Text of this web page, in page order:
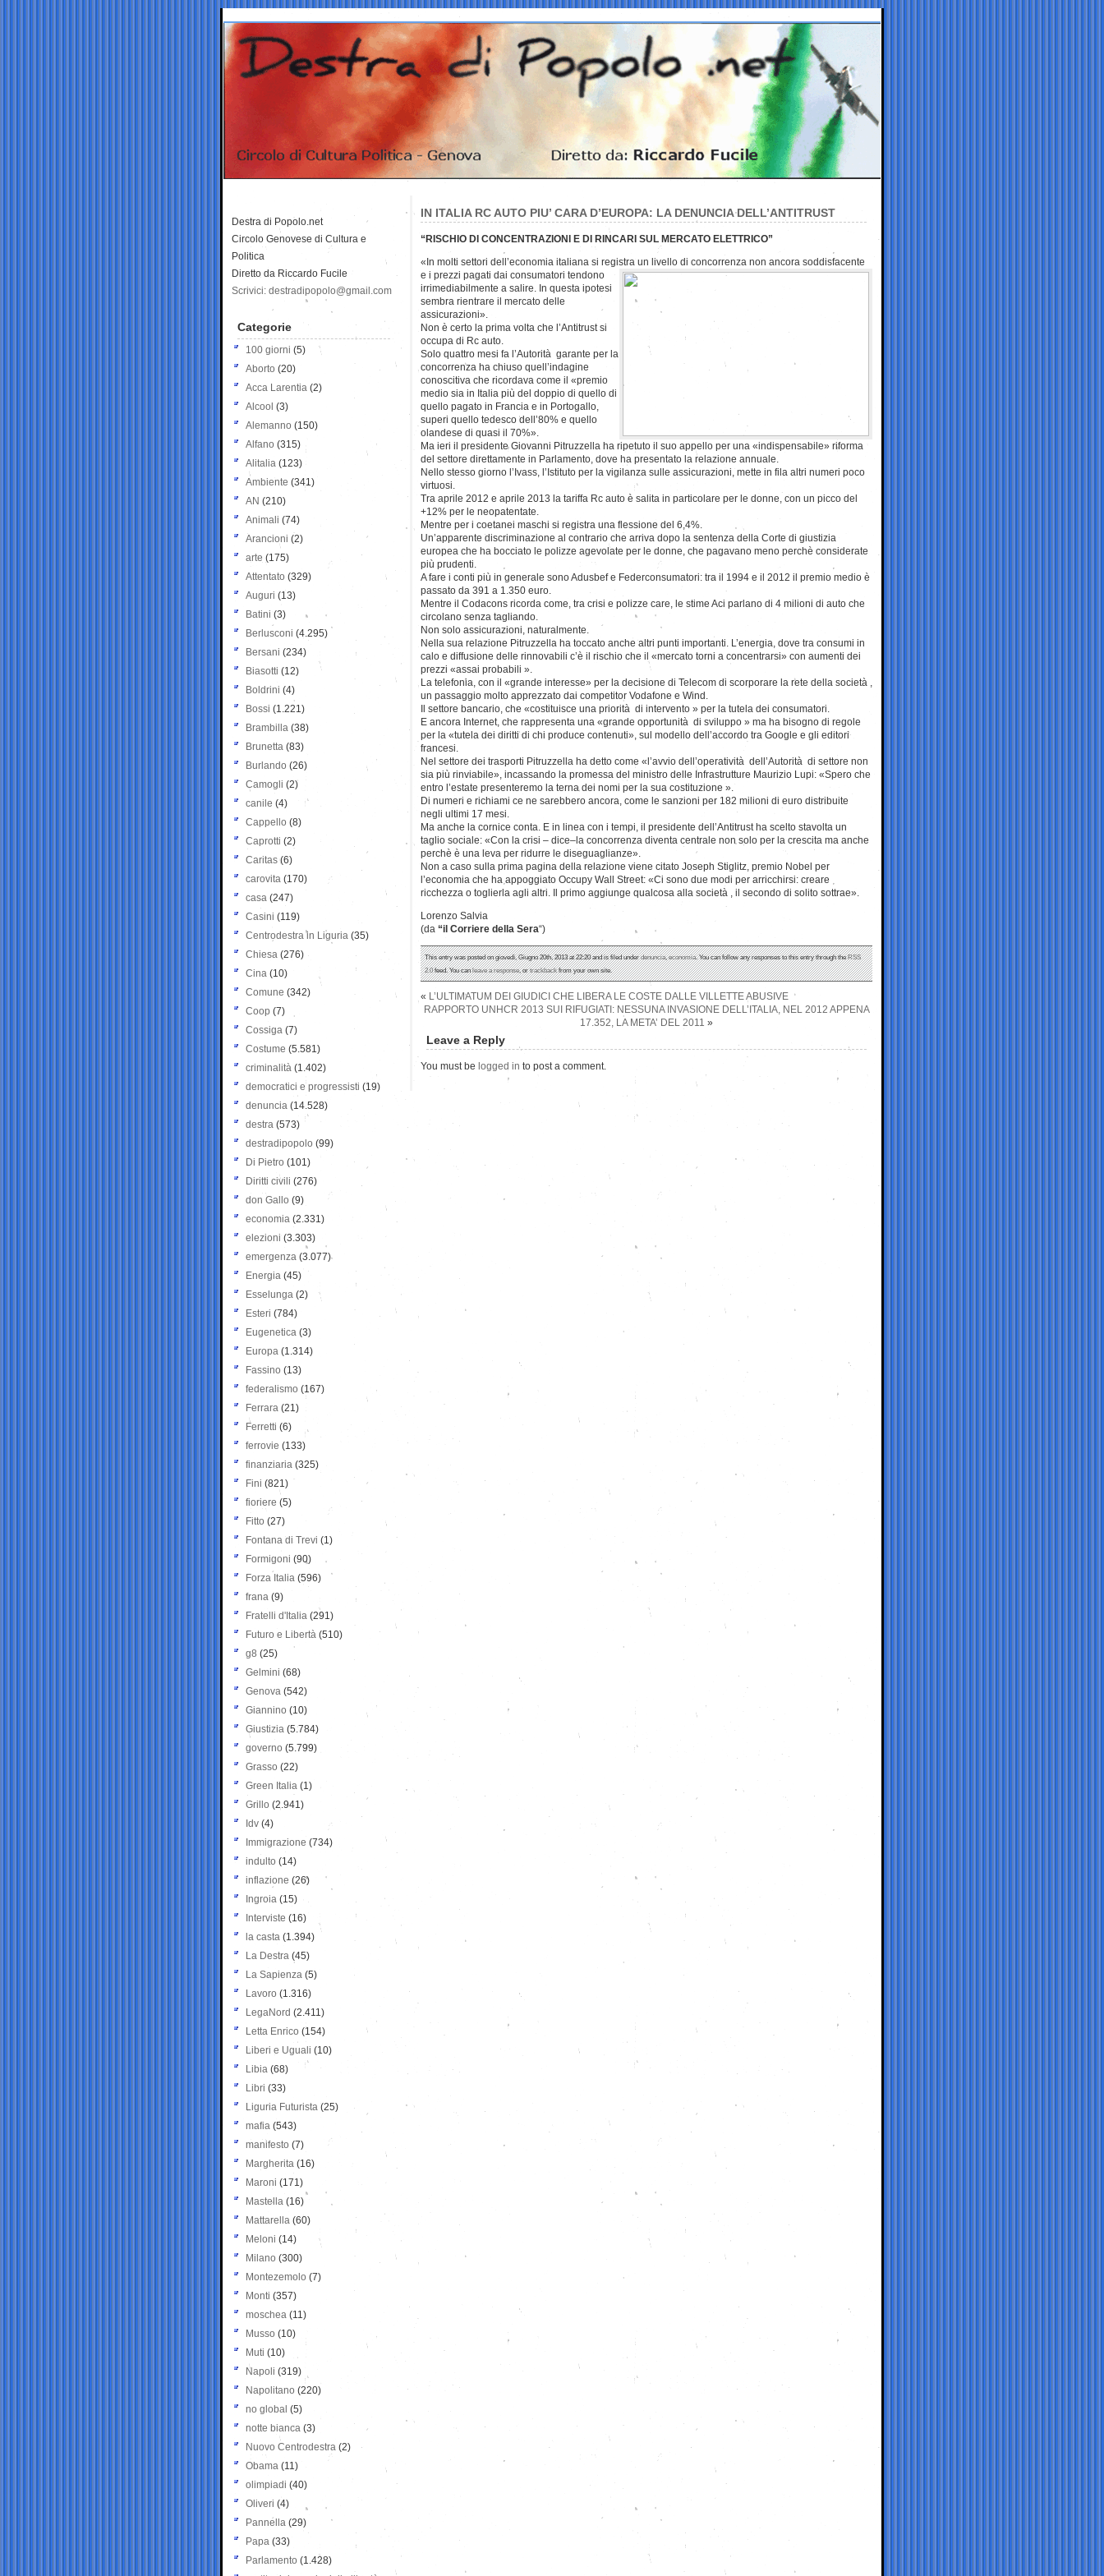
IN ITALIA RC AUTO PIU’ CARA D’EUROPA: LA DENUNCIA DELL’ANTITRUST
“RISCHIO DI CONCENTRAZIONI E DI RINCARI SUL MERCATO ELETTRICO”
«In molti settori dell’economia italiana si registra un livello di concorrenza non ancora soddisfacente
e i prezzi pagati dai consumatori tendono
irrimediabilmente a salire. In questa ipotesi
sembra rientrare il mercato delle
assicurazioni».
Non è certo la prima volta che l’Antitrust si
occupa di Rc auto.
Solo quattro mesi fa l’Autorità garante per la
concorrenza ha chiuso quell’indagine
conoscitiva che ricordava come il «premio
medio sia in Italia più del doppio di quello di
quello pagato in Francia e in Portogallo,
superi quello tedesco dell’80% e quello
olandese di quasi il 70%».
Ma ieri il presidente Giovanni Pitruzzella ha ripetuto il suo appello per una «indispensabile» riforma
del settore direttamente in Parlamento, dove ha presentato la relazione annuale.
Nello stesso giorno l’Ivass, l’Istituto per la vigilanza sulle assicurazioni, mette in fila altri numeri poco
virtuosi.
Tra aprile 2012 e aprile 2013 la tariffa Rc auto è salita in particolare per le donne, con un picco del
+12% per le neopatentate.
Mentre per i coetanei maschi si registra una flessione del 6,4%.
Un’apparente discriminazione al contrario che arriva dopo la sentenza della Corte di giustizia
europea che ha bocciato le polizze agevolate per le donne, che pagavano meno perchè considerate
più prudenti.
A fare i conti più in generale sono Adusbef e Federconsumatori: tra il 1994 e il 2012 il premio medio è
passato da 391 a 1.350 euro.
Mentre il Codacons ricorda come, tra crisi e polizze care, le stime Aci parlano di 4 milioni di auto che
circolano senza tagliando.
Non solo assicurazioni, naturalmente.
Nella sua relazione Pitruzzella ha toccato anche altri punti importanti. L’energia, dove tra consumi in
calo e diffusione delle rinnovabili c’è il rischio che il «mercato torni a concentrarsi» con aumenti dei
prezzi «assai probabili ».
La telefonia, con il «grande interesse» per la decisione di Telecom di scorporare la rete della società ,
un passaggio molto apprezzato dai competitor Vodafone e Wind.
Il settore bancario, che «costituisce una priorità di intervento » per la tutela dei consumatori.
E ancora Internet, che rappresenta una «grande opportunità di sviluppo » ma ha bisogno di regole
per la «tutela dei diritti di chi produce contenuti», sul modello dell’accordo tra Google e gli editori
francesi.
Nel settore dei trasporti Pitruzzella ha detto come «l’avvio dell’operatività dell’Autorità di settore non
sia più rinviabile», incassando la promessa del ministro delle Infrastrutture Maurizio Lupi: «Spero che
entro l’estate presenteremo la terna dei nomi per la sua costituzione ».
Di numeri e richiami ce ne sarebbero ancora, come le sanzioni per 182 milioni di euro distribuite
negli ultimi 17 mesi.
Ma anche la cornice conta. E in linea con i tempi, il presidente dell’Antitrust ha scelto stavolta un
taglio sociale: «Con la crisi – dice–la concorrenza diventa centrale non solo per la crescita ma anche
perchè è una leva per ridurre le diseguaglianze».
Non a caso sulla prima pagina della relazione viene citato Joseph Stiglitz, premio Nobel per
l’economia che ha appoggiato Occupy Wall Street: «Ci sono due modi per arricchirsi: creare
ricchezza o toglierla agli altri. Il primo aggiunge qualcosa alla società , il secondo di solito sottrae».
Lorenzo Salvia
(da “il Corriere della Sera“)
This entry was posted on giovedì, Giugno 20th, 2013 at 22:20 and is filed underdenuncia,economia. You can follow any responses to this entry through theRSS
2.0feed. You canleave a response, ortrackbackfrom your own site.
« L’ULTIMATUM DEI GIUDICI CHE LIBERA LE COSTE DALLE VILLETTE ABUSIVE
RAPPORTO UNHCR 2013 SUI RIFUGIATI: NESSUNA INVASIONE DELL’ITALIA, NEL 2012 APPENA
17.352, LA META’ DEL 2011 »
Leave a Reply
You must be logged in to post a comment.
Destra di Popolo.net
Circolo Genovese di Cultura e
Politica
Diretto da Riccardo Fucile
Scrivici: destradipopolo@gmail.com
Categorie
100 giorni (5)
Aborto (20)
Acca Larentia (2)
Alcool (3)
Alemanno (150)
Alfano (315)
Alitalia (123)
Ambiente (341)
AN (210)
Animali (74)
Arancioni (2)
arte (175)
Attentato (329)
Auguri (13)
Batini (3)
Berlusconi (4.295)
Bersani (234)
Biasotti (12)
Boldrini (4)
Bossi (1.221)
Brambilla (38)
Brunetta (83)
Burlando (26)
Camogli (2)
canile (4)
Cappello (8)
Caprotti (2)
Caritas (6)
carovita (170)
casa (247)
Casini (119)
Centrodestra in Liguria (35)
Chiesa (276)
Cina (10)
Comune (342)
Coop (7)
Cossiga (7)
Costume (5.581)
criminalità (1.402)
democratici e progressisti (19)
denuncia (14.528)
destra (573)
destradipopolo (99)
Di Pietro (101)
Diritti civili (276)
don Gallo (9)
economia (2.331)
elezioni (3.303)
emergenza (3.077)
Energia (45)
Esselunga (2)
Esteri (784)
Eugenetica (3)
Europa (1.314)
Fassino (13)
federalismo (167)
Ferrara (21)
Ferretti (6)
ferrovie (133)
finanziaria (325)
Fini (821)
fioriere (5)
Fitto (27)
Fontana di Trevi (1)
Formigoni (90)
Forza Italia (596)
frana (9)
Fratelli d'Italia (291)
Futuro e Libertà (510)
g8 (25)
Gelmini (68)
Genova (542)
Giannino (10)
Giustizia (5.784)
governo (5.799)
Grasso (22)
Green Italia (1)
Grillo (2.941)
Idv (4)
Immigrazione (734)
indulto (14)
inflazione (26)
Ingroia (15)
Interviste (16)
la casta (1.394)
La Destra (45)
La Sapienza (5)
Lavoro (1.316)
LegaNord (2.411)
Letta Enrico (154)
Liberi e Uguali (10)
Libia (68)
Libri (33)
Liguria Futurista (25)
mafia (543)
manifesto (7)
Margherita (16)
Maroni (171)
Mastella (16)
Mattarella (60)
Meloni (14)
Milano (300)
Montezemolo (7)
Monti (357)
moschea (11)
Musso (10)
Muti (10)
Napoli (319)
Napolitano (220)
no global (5)
notte bianca (3)
Nuovo Centrodestra (2)
Obama (11)
olimpiadi (40)
Oliveri (4)
Pannella (29)
Papa (33)
Parlamento (1.428)